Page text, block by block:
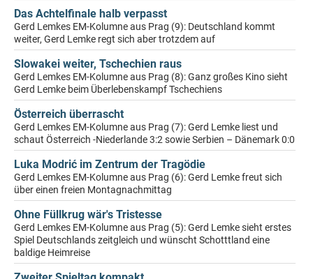
Das Achtelfinale halb verpasst
Gerd Lemkes EM-Kolumne aus Prag (9): Deutschland kommt
weiter, Gerd Lemke regt sich aber trotzdem auf
Slowakei weiter, Tschechien raus
Gerd Lemkes EM-Kolumne aus Prag (8): Ganz großes Kino sieht
Gerd Lemke beim Überlebenskampf Tschechiens
Österreich überrascht
Gerd Lemkes EM-Kolumne aus Prag (7): Gerd Lemke liest und
schaut Österreich -Niederlande 3:2 sowie Serbien – Dänemark 0:0
Luka Modrić im Zentrum der Tragödie
Gerd Lemkes EM-Kolumne aus Prag (6): Gerd Lemke freut sich
über einen freien Montagnachmittag
Ohne Füllkrug wär's Tristesse
Gerd Lemkes EM-Kolumne aus Prag (5): Gerd Lemke sieht erstes
Spiel Deutschlands zeitgleich und wünscht Schotttland eine
baldige Heimreise